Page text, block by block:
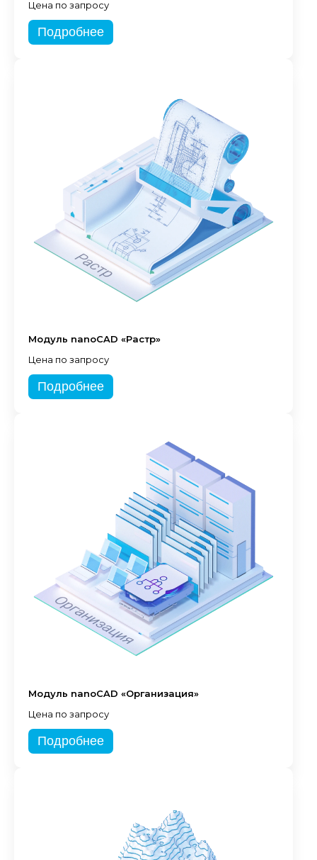
Цена по запросу
Подробнее
Модуль nanoCAD «Растр»
Цена по запросу
Подробнее
Модуль nanoCAD «Организация»
Цена по запросу
Подробнее